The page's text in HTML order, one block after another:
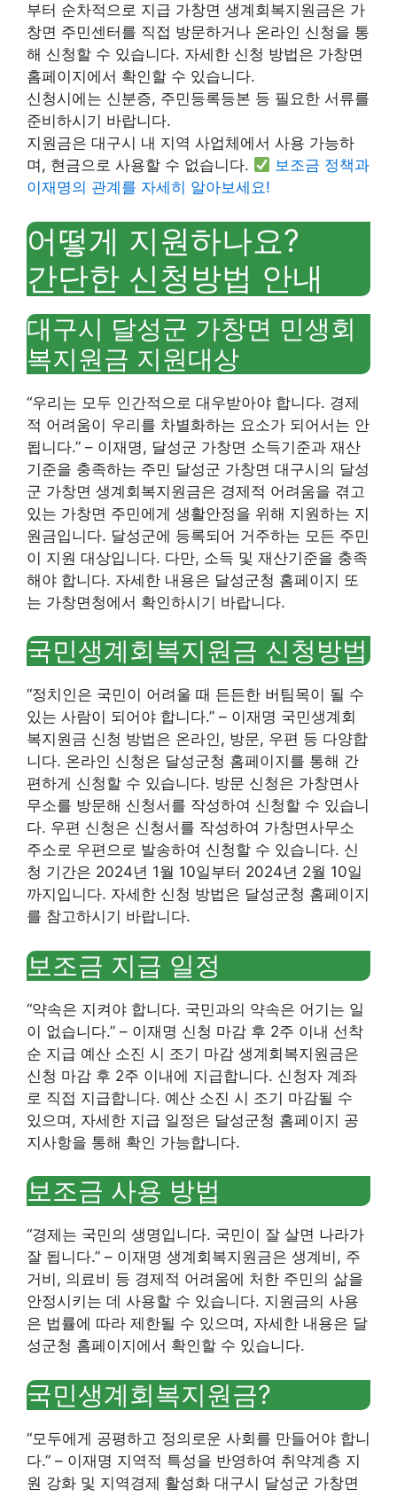
부터 순차적으로 지급 가창면 생계회복지원금은 가
창면 주민센터를 직접 방문하거나 온라인 신청을 통
해 신청할 수 있습니다. 자세한 신청 방법은 가창면
홈페이지에서 확인할 수 있습니다.
신청시에는 신분증, 주민등록등본 등 필요한 서류를
준비하시기 바랍니다.
지원금은 대구시 내 지역 사업체에서 사용 가능하
며, 현금으로 사용할 수 없습니다.
보조금 정책과
이재명의 관계를 자세히 알아보세요!
어떻게 지원하나요?
간단한 신청방법 안내
대구시 달성군 가창면 민생회
복지원금 지원대상
“우리는 모두 인간적으로 대우받아야 합니다. 경제
적 어려움이 우리를 차별화하는 요소가 되어서는 안
됩니다.” – 이재명, 달성군 가창면 소득기준과 재산
기준을 충족하는 주민 달성군 가창면 대구시의 달성
군 가창면 생계회복지원금은 경제적 어려움을 겪고
있는 가창면 주민에게 생활안정을 위해 지원하는 지
원금입니다. 달성군에 등록되어 거주하는 모든 주민
이 지원 대상입니다. 다만, 소득 및 재산기준을 충족
해야 합니다. 자세한 내용은 달성군청 홈페이지 또
는 가창면청에서 확인하시기 바랍니다.
국민생계회복지원금 신청방법
“정치인은 국민이 어려울 때 든든한 버팀목이 될 수
있는 사람이 되어야 합니다.” – 이재명 국민생계회
복지원금 신청 방법은 온라인, 방문, 우편 등 다양합
니다. 온라인 신청은 달성군청 홈페이지를 통해 간
편하게 신청할 수 있습니다. 방문 신청은 가창면사
무소를 방문해 신청서를 작성하여 신청할 수 있습니
다. 우편 신청은 신청서를 작성하여 가창면사무소
주소로 우편으로 발송하여 신청할 수 있습니다. 신
청 기간은 2024년 1월 10일부터 2024년 2월 10일
까지입니다. 자세한 신청 방법은 달성군청 홈페이지
를 참고하시기 바랍니다.
보조금 지급 일정
“약속은 지켜야 합니다. 국민과의 약속은 어기는 일
이 없습니다.” – 이재명 신청 마감 후 2주 이내 선착
순 지급 예산 소진 시 조기 마감 생계회복지원금은
신청 마감 후 2주 이내에 지급합니다. 신청자 계좌
로 직접 지급합니다. 예산 소진 시 조기 마감될 수
있으며, 자세한 지급 일정은 달성군청 홈페이지 공
지사항을 통해 확인 가능합니다.
보조금 사용 방법
“경제는 국민의 생명입니다. 국민이 잘 살면 나라가
잘 됩니다.” – 이재명 생계회복지원금은 생계비, 주
거비, 의료비 등 경제적 어려움에 처한 주민의 삶을
안정시키는 데 사용할 수 있습니다. 지원금의 사용
은 법률에 따라 제한될 수 있으며, 자세한 내용은 달
성군청 홈페이지에서 확인할 수 있습니다.
국민생계회복지원금?
“모두에게 공평하고 정의로운 사회를 만들어야 합니
다.” – 이재명 지역적 특성을 반영하여 취약계층 지
원 강화 및 지역경제 활성화 대구시 달성군 가창면